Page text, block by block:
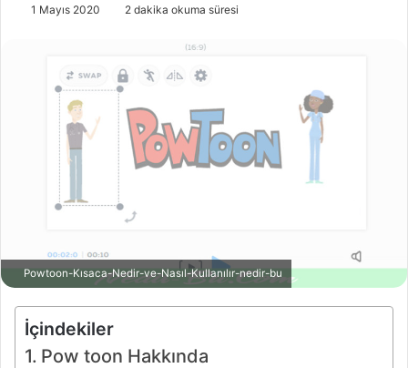
1 Mayıs 2020 2 dakika okuma süresi
Powtoon-Kısaca-Nedir-ve-Nasıl-Kullanılır-nedir-bu
İçindekiler
Pow toon Hakkında